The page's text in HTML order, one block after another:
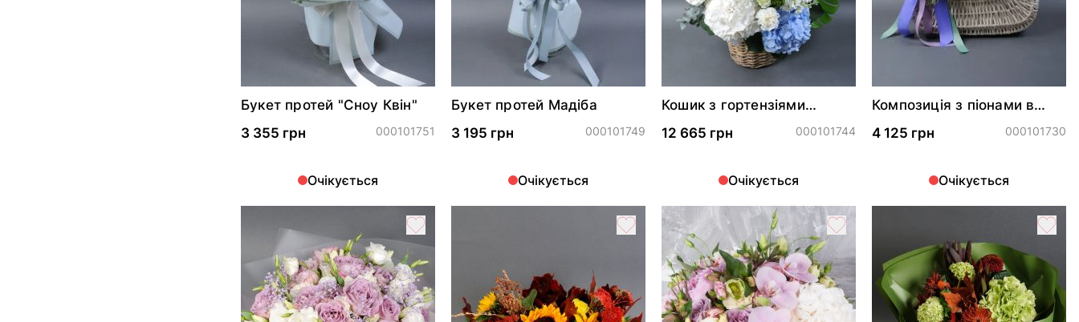
Букет протей "Сноу Квін"
3 355 грн
000101751
Очікується
Букет протей Мадіба
3 195 грн
000101749
Очікується
Кошик з гортензіями
12 665 грн
000101744
Очікується
Композиція з піонами в
4 125 грн
000101730
Очікується